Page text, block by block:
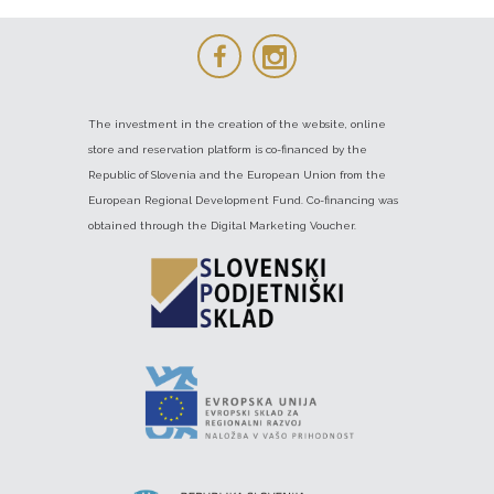
The investment in the creation of the website, online
store and reservation platform is co-financed by the
Republic of Slovenia and the European Union from the
European Regional Development Fund. Co-financing was
obtained through the Digital Marketing Voucher.